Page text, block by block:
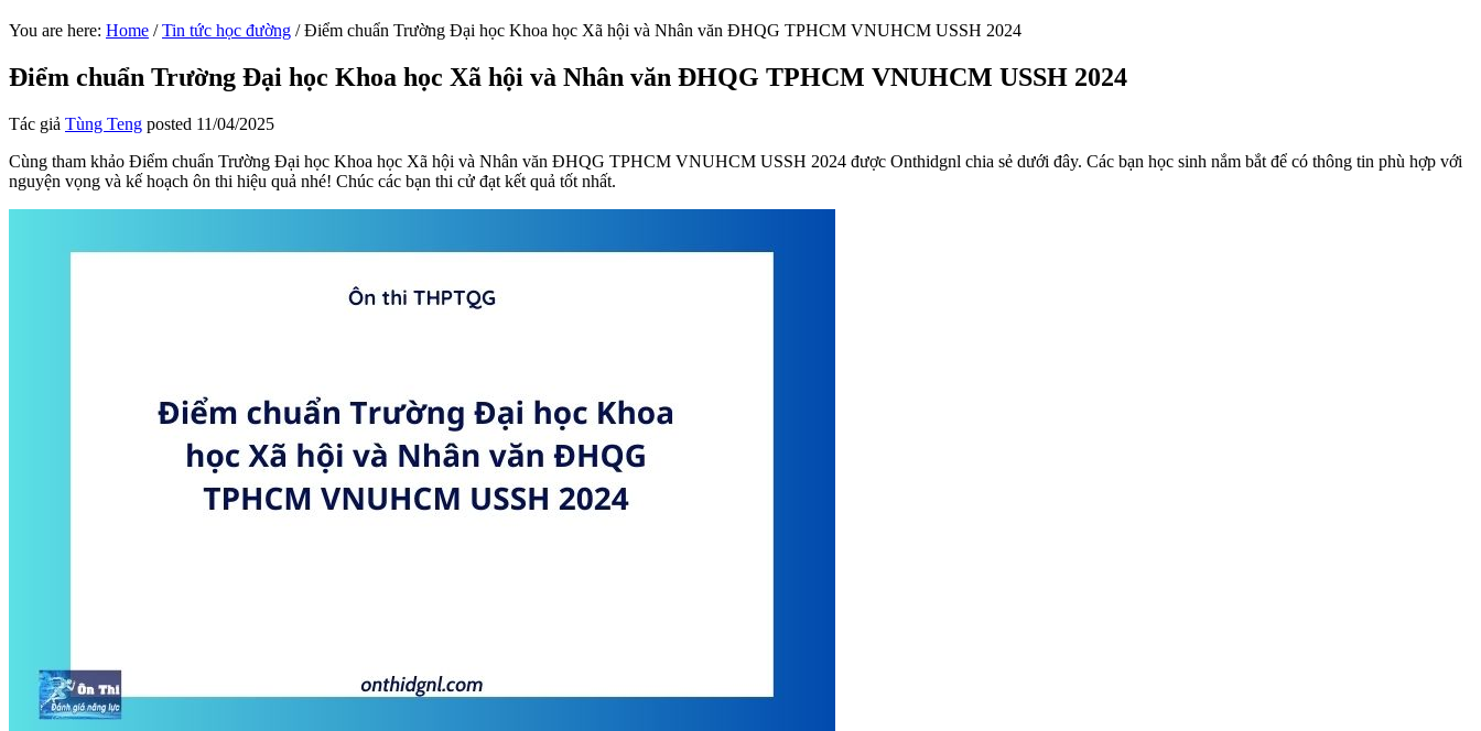
You are here: Home / Tin tức học đường /Điểm chuẩn Trường Đại học Khoa học Xã hội và Nhân văn ĐHQG TPHCM VNUHCM USSH 2024
Điểm chuẩn Trường Đại học Khoa học Xã hội và Nhân văn ĐHQG TPHCM VNUHCM USSH 2024
Tác giả Tùng Teng posted 11/04/2025
Cùng tham khảo Điểm chuẩn Trường Đại học Khoa học Xã hội và Nhân văn ĐHQG TPHCM VNUHCM USSH 2024 được Onthidgnl chia sẻ dưới đây. Các bạn học sinh nắm bắt để có thông tin phù hợp với
nguyện vọng và kế hoạch ôn thi hiệu quả nhé! Chúc các bạn thi cử đạt kết quả tốt nhất.